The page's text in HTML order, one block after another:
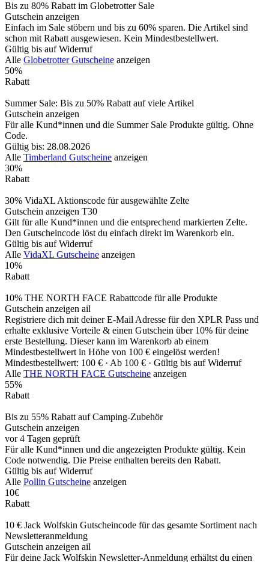
Bis zu 80% Rabatt im Globetrotter Sale
Gutschein anzeigen
Einfach im Sale stöbern und bis zu 60% sparen. Die Artikel sind
schon mit Rabatt ausgewiesen. Kein Mindestbestellwert.
Gültig bis auf Widerruf
Alle Globetrotter Gutscheine anzeigen
50%
Rabatt
Summer Sale: Bis zu 50% Rabatt auf viele Artikel
Gutschein anzeigen
Für alle Kund*innen und die Summer Sale Produkte gültig. Ohne
Code.
Gültig bis: 28.08.2026
Alle Timberland Gutscheine anzeigen
30%
Rabatt
30% VidaXL Aktionscode für ausgewählte Zelte
Gutschein anzeigen T30
Gilt für alle Kund*innen und die entsprechend markierten Zelte.
Den Gutscheincode löst du einfach direkt im Warenkorb ein.
Gültig bis auf Widerruf
Alle VidaXL Gutscheine anzeigen
10%
Rabatt
10% THE NORTH FACE Rabattcode für alle Produkte
Gutschein anzeigen ail
Registriere dich mit deiner E-Mail Adresse für den XPLR Pass und
erhalte exklusive Vorteile & einen Gutschein über 10% für deine
erste Bestellung. Dieser kann im Warenkorb ab einem
Mindestbestellwert in Höhe von 100 € eingelöst werden!
Mindestbestellwert: 100 € · Ab 100 € · Gültig bis auf Widerruf
Alle THE NORTH FACE Gutscheine anzeigen
55%
Rabatt
Bis zu 55% Rabatt auf Camping-Zubehör
Gutschein anzeigen
vor 4 Tagen geprüft
Für alle Kund*innen und die angezeigten Produkte gültig. Kein
Code notwendig. Die Preise enthalten bereits den Rabatt.
Gültig bis auf Widerruf
Alle Pollin Gutscheine anzeigen
10€
Rabatt
10 € Jack Wolfskin Gutscheincode für das gesamte Sortiment nach
Newsletteranmeldung
Gutschein anzeigen ail
Für deine Jack Wolfskin Newsletter-Anmeldung erhältst du einen